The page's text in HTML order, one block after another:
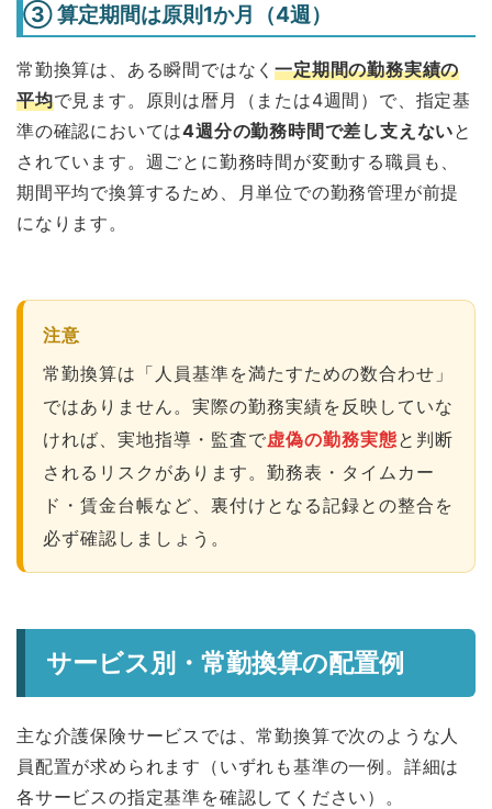
③ 算定期間は原則1か月（4週）
常勤換算は、ある瞬間ではなく一定期間の勤務実績の
平均で見ます。原則は暦月（または4週間）で、指定基
準の確認においては4週分の勤務時間で差し支えないと
されています。週ごとに勤務時間が変動する職員も、
期間平均で換算するため、月単位での勤務管理が前提
になります。
注意
常勤換算は「人員基準を満たすための数合わせ」
ではありません。実際の勤務実績を反映していな
ければ、実地指導・監査で虚偽の勤務実態と判断
されるリスクがあります。勤務表・タイムカー
ド・賃金台帳など、裏付けとなる記録との整合を
必ず確認しましょう。
サービス別・常勤換算の配置例
主な介護保険サービスでは、常勤換算で次のような人
員配置が求められます（いずれも基準の一例。詳細は
各サービスの指定基準を確認してください）。